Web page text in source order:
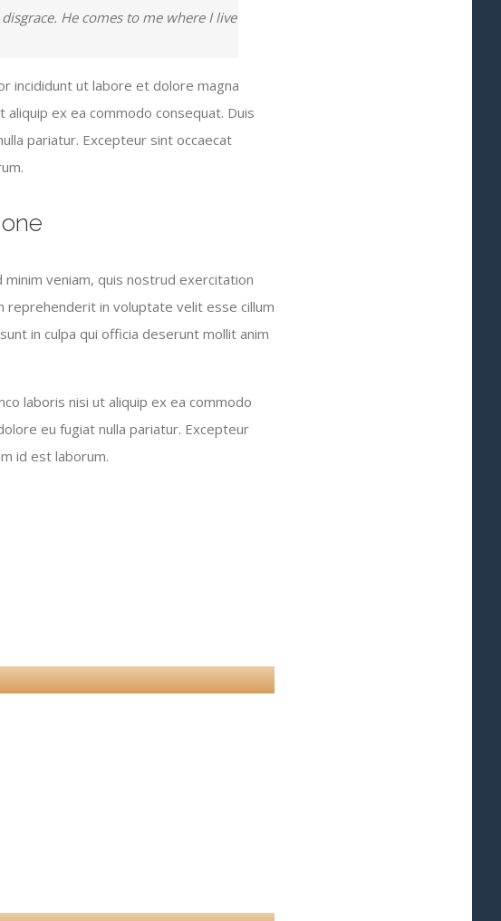
He comes to me where I live
incididunt ut labore et dolore magna
ex ea commodo consequat. Duis
pariatur. Excepteur sint occaecat
veniam, quis nostrud exercitation
reprehenderit in voluptate velit esse cillum
in culpa qui officia deserunt mollit anim
laboris nisi ut aliquip ex ea commodo
eu fugiat nulla pariatur. Excepteur
id est laborum.